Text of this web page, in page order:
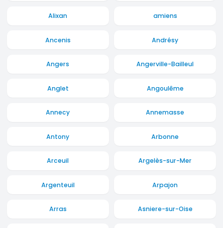
Alixan amiens
Ancenis Andrésy
Angers Angerville-Bailleul
Anglet Angoulême
Annecy Annemasse
Antony Arbonne
Arceuil Argelès-sur-Mer
Argenteuil Arpajon
Arras Asniere-sur-Oise